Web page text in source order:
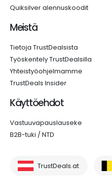
Quiksilver alennuskoodit
Meistä
Tietoja TrustDealsista
Työskentely TrustDealsilla
Yhteistyöohjelmamme
TrustDeals Insider
Käyttöehdot
Vastuuvapauslauseke
B2B-tuki / NTD
TrustDeals.at